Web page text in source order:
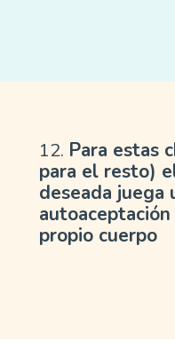
12. Para estas
para el resto)
deseada juega
propio cuerpo